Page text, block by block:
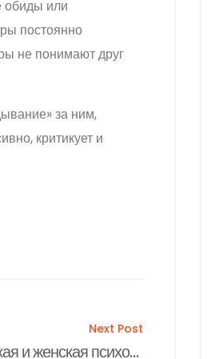
обиды или
постоянно
не понимают друг
за ним,
критикует и
Next Post
Мужская и женская психология по арканам таро